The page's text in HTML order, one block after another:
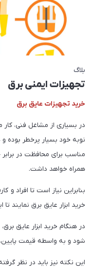
بلاگ
تجهیزات ایمنی برق
خرید تجهیزات عایق برق
در بسیاری از مشاغل فنی،
نوبه خود بسیار پرخطر بوده و
مناسب برای محافظت در برابر
همراه خواهد داشت.
بنابراین نیاز است تا افراد و
خرید ابزار عایق برق نمایند تا
در هنگام خرید ابزار عایق
شود و به واسطه قیمت
این نکته نیز باید در نظر